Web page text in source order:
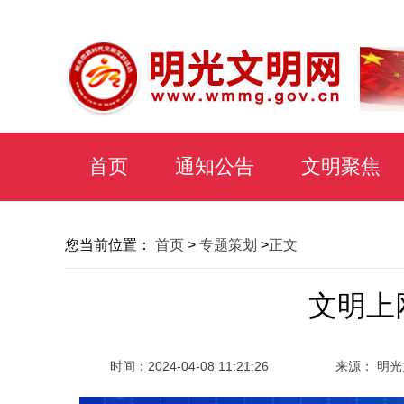
首页 通知公告 文明聚焦
您当前位置： 首页 > 专题策划 >正文
文明上
时间： 2024-04-08 11:21:26 来源： 明